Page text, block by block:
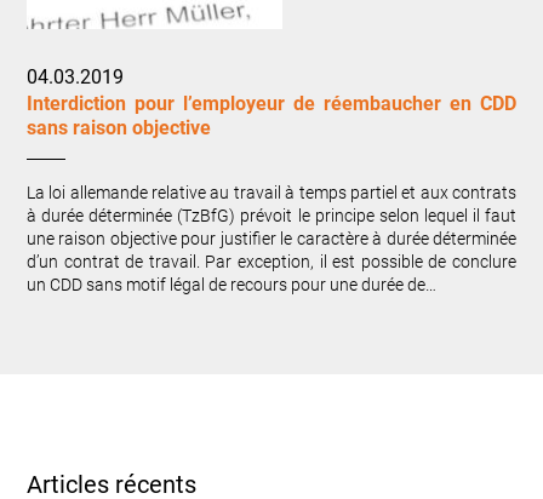
04.03.2019
Interdiction pour l’employeur de réembaucher en CDD
sans raison objective
La loi allemande relative au travail à temps partiel et aux contrats
à durée déterminée (TzBfG) prévoit le principe selon lequel il faut
une raison objective pour justifier le caractère à durée déterminée
d’un contrat de travail. Par exception, il est possible de conclure
un CDD sans motif légal de recours pour une durée de…
Articles récents